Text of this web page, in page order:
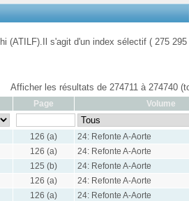
(ATILF).Il s'agit d'un index sélectif ( 275
Afficher les résultats de 274711 à 274740
Page Volume
126 (a)
24: Refonte A-Aorte
126 (a)
24: Refonte A-Aorte
125 (b)
24: Refonte A-Aorte
126 (a)
24: Refonte A-Aorte
126 (a)
24: Refonte A-Aorte